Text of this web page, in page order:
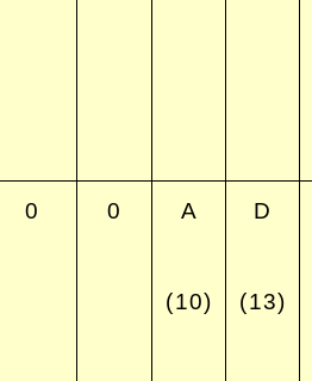
0 0 A
(10)
D
(13)